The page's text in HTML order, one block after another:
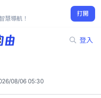
慧導航！
打開
登入
08/06 05:30